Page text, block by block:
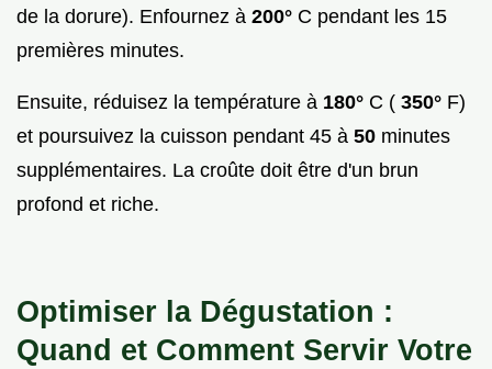
de la dorure). Enfournez à 200° C pendant les 15
premières minutes.
Ensuite, réduisez la température à 180° C ( 350° F)
et poursuivez la cuisson pendant 45 à 50 minutes
supplémentaires. La croûte doit être d'un brun
profond et riche.
Optimiser la Dégustation :
Quand et Comment Servir Votre